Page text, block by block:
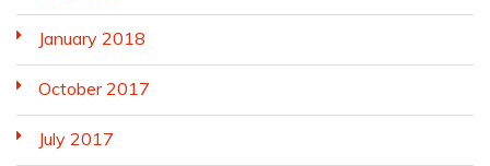
January 2018
October 2017
July 2017